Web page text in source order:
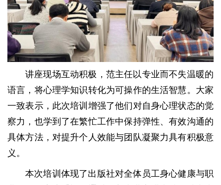
讲座现场互动积极，范主任以专业而不失温暖的
语言，将心理学知识转化为可操作的生活智慧。大家
一致表示，此次培训增强了他们对自身心理状态的觉
察力，也学到了在繁忙工作中保持弹性、有效沟通的
具体方法，对提升个人效能与团队凝聚力具有积极意
义。
本次培训体现了出版社对全体员工身心健康与职